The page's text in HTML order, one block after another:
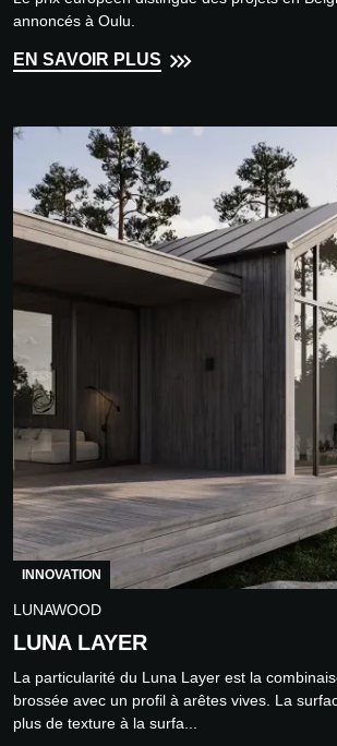
annoncés à Oulu.
EN SAVOIR PLUS
INNOVATION
LUNAWOOD
LUNA LAYER
La particularité du Luna Layer est la
brossée avec un profil à arêtes vives. La
plus de texture à la surfa...